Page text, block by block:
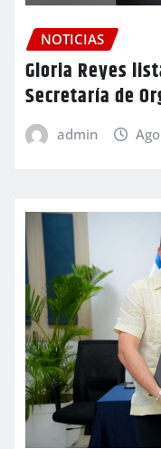
NOTICIAS
Gloria Reyes
Secretaría de
admin